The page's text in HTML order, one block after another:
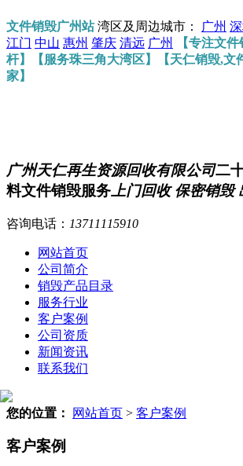
文件销毁广州站湾区及周边城市： 广州 深
江门 中山 惠州 肇庆 清远 广州
【专注文
杆】【服务珠三角大湾区】【天仁销毁,文
家】
广州天仁再生资源回收有限公司二
料文件销毁服务 上门回收 保密销毁
咨询电话： 13711115910
网站首页
公司简介
销毁产品目录
服务行业
客户案例
公司资质
新闻资讯
联系我们
您的位置： 网站首页 > 客户案例
客户案例